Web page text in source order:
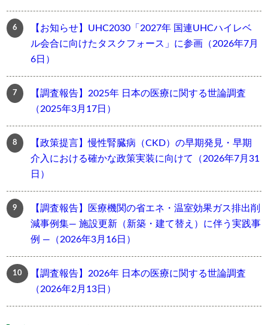
【お知らせ】UHC2030「2027年 国連UHCハイレベ
ル会合に向けたタスクフォース」に参画（2026年7月
6日）
【調査報告】2025年 日本の医療に関する世論調査
（2025年3月17日）
【政策提言】慢性腎臓病（CKD）の早期発見・早期
介入における確かな政策実装に向けて（2026年7月31
日）
【調査報告】医療機関の省エネ・温室効果ガス排出削
減事例集― 施設更新（新築・建て替え）に伴う実践事
例 ―（2026年3月16日）
【調査報告】2026年 日本の医療に関する世論調査
（2026年2月13日）